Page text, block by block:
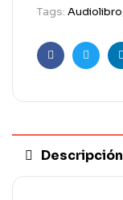
Tags: Audiolibro
Facebook
Descripción